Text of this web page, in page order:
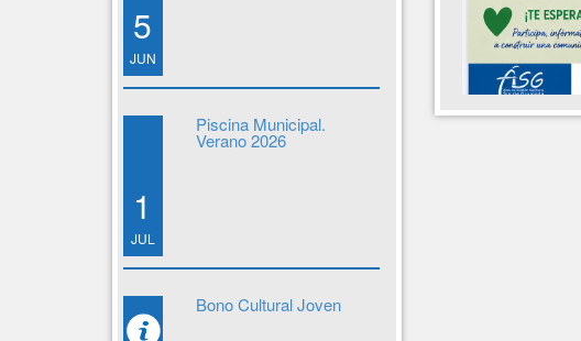
5
JUN
1
JUL
Piscina Municipal.
Verano 2026
Bono Cultural Joven